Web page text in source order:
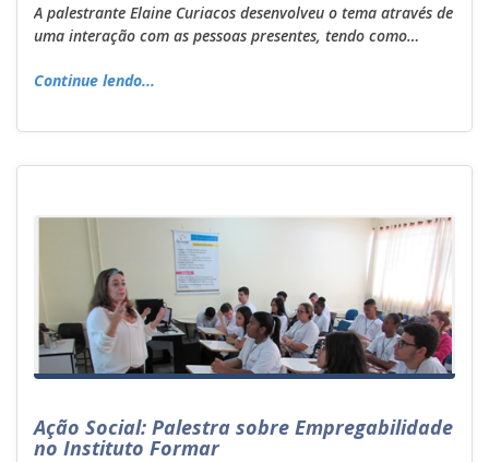
A palestrante Elaine Curiacos desenvolveu o tema através de
uma interação com as pessoas presentes, tendo como…
Continue lendo...
Ação Social: Palestra sobre Empregabilidade
no Instituto Formar